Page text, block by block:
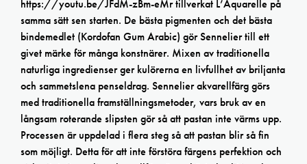
https://youtu.be/JFdM-zBm-eMr tillverkat L’Aquarelle på
samma sätt sen starten. De bästa pigmenten och det bästa
bindemedlet (Kordofan Gum Arabic) gör Sennelier till ett
givet märke för många konstnärer. Mixen av traditionella
naturliga ingredienser ger kulörerna en livfullhet av briljanta
och sammetslena penseldrag. Sennelier akvarellfärg görs
med traditionella framställningsmetoder, vars bruk av en
långsam roterande slipsten gör så att pastan inte värms upp.
Processen är uppdelad i flera steg så att pastan blir så fin
som möjligt. Detta för att inte förstöra färgens perfektion och